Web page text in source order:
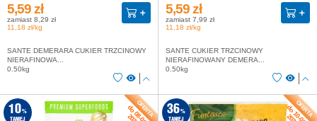
5,59 zł
zamiast 8,29 zł
11,18 zł/kg
SANTE DEMERARA CUKIER TRZCINOWY
NIERAFINOWA...
0.50kg
5,59 zł
zamiast 7,99 zł
11,18 zł/kg
SANTE CUKIER TRZCINOWY
NIERAFINOWANY DEMERA...
0.50kg
do 08-08-
10%
TANIEJ
do 10-08-
36%
TANIEJ